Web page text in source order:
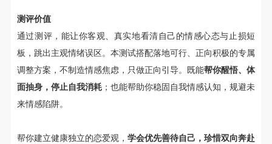
测评价值
通过测评，能让你客观、真实地看清自己的情感心态与止损短
板，跳出主观情绪误区。本测试搭配落地可行、正向积极的专属
调整方案，不制造情感焦虑，只做正向引导。既能帮你醒悟、体
面抽身，停止自我消耗；也能帮助你稳固自我情感认知，规避未
来情感陷阱。
帮你建立健康独立的恋爱观， 学会优先善待自己，珍惜双向奔赴